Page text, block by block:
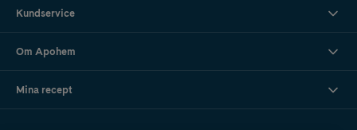
Kundservice
Om Apohem
Mina recept